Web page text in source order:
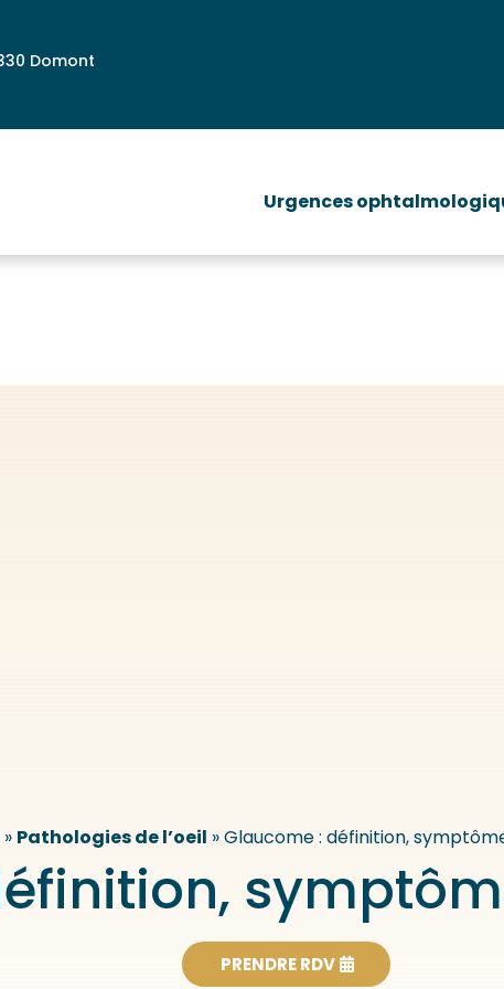
Domont
Urgences
Chirurgie des paupières
» Pathologies de l’oeil »Glaucome : définition,
PRENDRE RDV